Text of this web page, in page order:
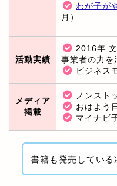
わが子が
月）
活動実績
2016年
事業者の力を
ビジネス
メディア
掲載
ノンスト
おはよう
マイナビ
書籍も発売している